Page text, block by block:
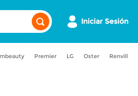
Iniciar Sesión
Premier LG Oster Renvill